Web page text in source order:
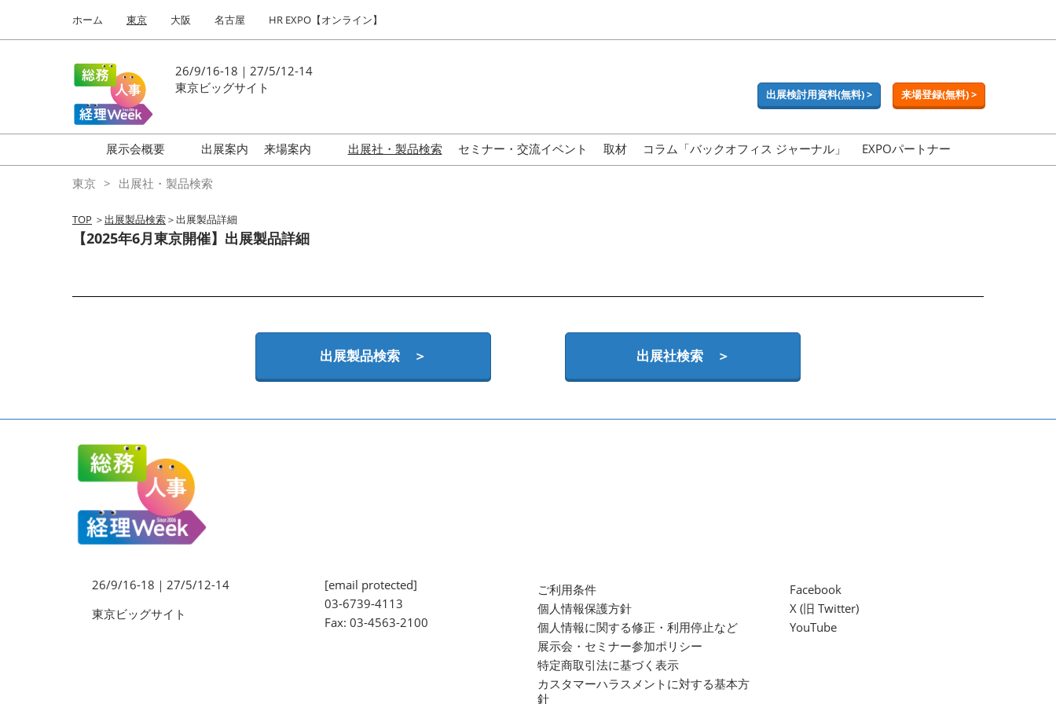
キ
プ
し
て
進
to
ホーム 東京 大阪 名古屋 HR EXPO【オンライン】
26/9/16-18｜27/5/12-14
東京ビッグサイト
出展検討用資料(無料) > 来場登録(無料) >
展示会概要
働き方改革 EXPO
福利厚生 EXPO
ワークプレイス改革EXPO
【9月より】バックオフィス
AIエージェント EXPO
【9月】展示会概要
出展案内
来場案内
出展社・製品検索 セミナー・交流イベント 取材 コラム「バックオフィス ジャーナル」 EXPOパートナー
東京 出展社・製品検索
TOP ＞出展製品検索＞出展製品詳細
【2025年6月東京開催】出展製品詳細
出展製品検索 ＞ 出展社検索 ＞
26/9/16-18｜27/5/12-14
東京ビッグサイト
[email protected]
03-6739-4113
Fax: 03-4563-2100
ご利用条件
個人情報保護方針
個人情報に関する修正・利用停止など
展示会・セミナー参加ポリシー
特定商取引法に基づく表示
カスタマーハラスメントに対する基本方
針
Facebook
X (旧 Twitter)
YouTube